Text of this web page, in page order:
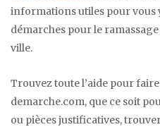
informations utiles pour vous
démarches pour le
ville.
Trouvez toute l’aide pour
demarche.com, que ce soit
ou pièces justificatives,